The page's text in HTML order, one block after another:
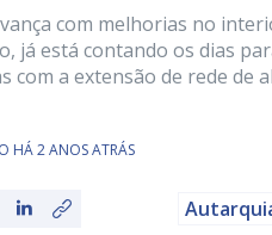
com melhorias no
já está contando os dias
com a extensão de rede de
HÁ 2 ANOS ATRÁS